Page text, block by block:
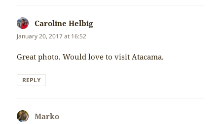
Caroline Helbigsays:
January 20, 2017 at 16:52
Great photo. Would love to visit Atacama.
REPLY
Marko